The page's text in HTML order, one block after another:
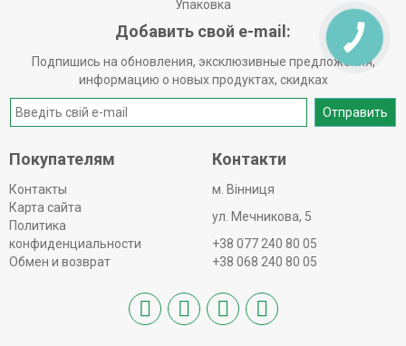
Упаковка
Добавить свой e-mail:
Подпишись на обновления, эксклюзивные предложения,
информацию о новых продуктах, скидках
Отправить
Покупателям
Контакты
Карта сайта
Политика
конфиденциальности
Обмен и возврат
Контакти
м. Вінниця
ул. Мечникова, 5
+38 077 240 80 05
+38 068 240 80 05